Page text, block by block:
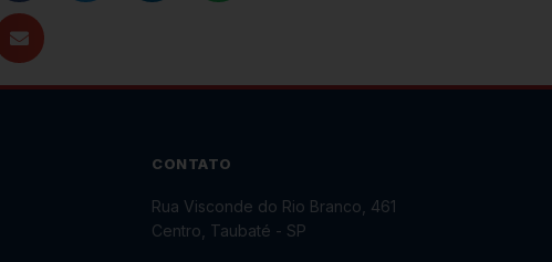
CONTATO
Rua Visconde do Rio Branco, 461
Centro, Taubaté - SP